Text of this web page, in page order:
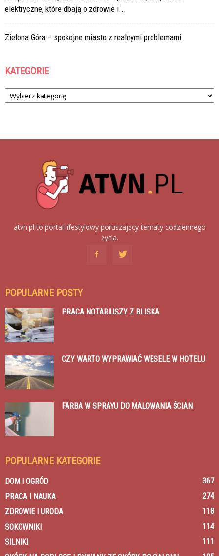
elektryczne, które dbają o zdrowie i...
Zielona Góra – spokojne miasto z realnymi problemami
KATEGORIE
Kategorie
atvn.pl to portal lifestylowy poruszający tematy codziennego
życia.
POPULARNE POSTY
PRACA NOTARIUSZY Z BLISKA
CZY WARTO WYPRAWIAĆ WESELE W HOTELU
FARBA W SPRAYU DO MALOWANIA ŚCIAN
POPULARNE KATEGORIE
DOM I OGRÓD
367
PRACA I NAUKA
274
ZDROWIE I URODA
118
SOKOWNIKI
114
SILNIKI
111